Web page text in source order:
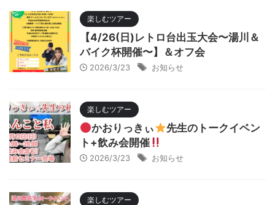
楽しむツアー
【4/26(日)レトロ台出玉大会〜湯川＆
バイク杯開催〜】＆オフ会
2026/3/23 お知らせ
楽しむツアー
かおりっきぃ
先生のトークイベン
ト+飲み会開催
2026/3/23 お知らせ
楽しむツアー